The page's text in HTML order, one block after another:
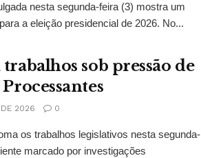
nesta segunda-feira (3) mostra um
a eleição presidencial de 2026. No...
sob pressão de
2026 0
os trabalhos legislativos nesta segunda-
marcado por investigações